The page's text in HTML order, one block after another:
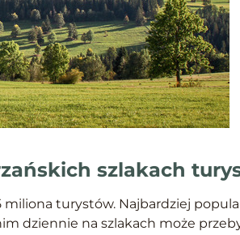
szlakach
miliona turystów. Najbardziej
dziennie na szlakach może